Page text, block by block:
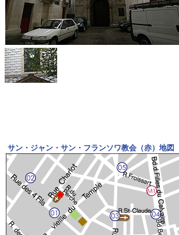
サン・ジャン・サン・フランソワ教会（赤）地図